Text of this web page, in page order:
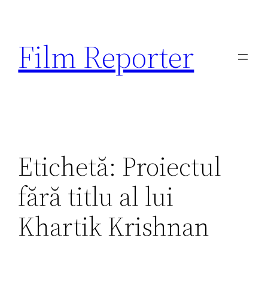
conținut
Film Reporter
Etichetă: Proiectul
fără titlu al lui
Khartik Krishnan